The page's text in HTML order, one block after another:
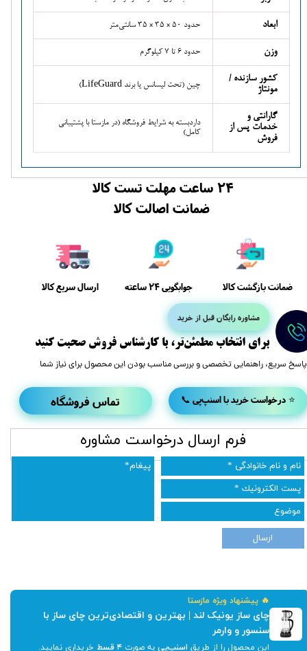
ابعاد حدود 50 × 35 × 35 سانتی‌متر
وزن حدود 6 تا 7 کیلوگرم
کشور سازنده /
مونتاژ
چین (تحت لیسانس یا برند LifeGuard)
گارانتی و
خدمات پس از
فروش
داردبسته به شرایط فروشگاه (در مازستا با پشتیبانی
کامل)
24 ساعت مهلت تست کالا
ضمانت اصالت کالا
ارسال سریع کالا ضمانت بازگشت کالا جوابگویی 24 ساعته
مشاوره رایگان قبل از خرید
​برای انتخاب مطمئن‌تر، با کارشناس فروش صحبت کنید
​پاسخ سریع، راهنمایی تخصصی و بررسی مناسب بودن این محصول برای نیاز شما
📞 درخواست خرید با اسنپ‌پی ⭐ تماس فروشگاه
​فرم ارسال درخواست مشاوره
ارسال
🔥 پیشنهاد ویژه مازستا
چای ساز یونیک لند | بهترین و اقتصادی‌ترین چای ساز با
سنسور و وارمر
این محصول را از طریق اسنپ‌پی به صورت ۴ قسط خریداری نمایید.